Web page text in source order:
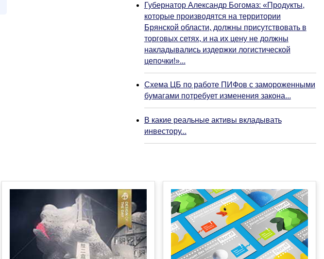
Губернатор Александр Богомаз: «Продукты,
которые производятся на территории
Брянской области, должны присутствовать в
торговых сетях, и на их цену не должны
накладывались издержки логистической
цепочки!»...
Схема ЦБ по работе ПИФов с замороженными
бумагами потребует изменения закона...
В какие реальные активы вкладывать
инвестору...